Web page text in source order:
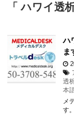
「 ハワイ透
ハ
ま
透
本
メ
す